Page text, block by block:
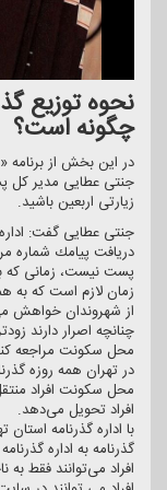
نحوه توزیع
چگونه است؟
در این بخش از برنامه
جنتی عطایی مدیر كل
زیارتی اربعین باشید.
جنتی عطایی گفت:
دریافت پیامك شماره
زمان لازم است كه به
از شهروندان خواهش
چنانچه اصرار دارند
محل سكونت مراجعه
محل سكونت افراد
افراد تحویل می‌دهد.
با اداره گذرنامه
گذرنامه به اداره
افراد می‌توانند فقط